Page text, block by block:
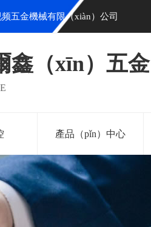
五金機械有限（xiàn）公司
鑫（xīn）五金
產品（pǐn）中心